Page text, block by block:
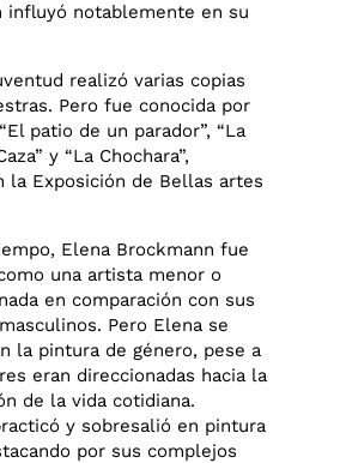
influyó notablemente en su
realizó varias copias
Pero fue conocida por
patio de un parador”, “La
y “La Chochara”,
la Exposición de Bellas artes
Elena Brockmann fue
una artista menor o
en comparación con sus
Pero Elena se
la pintura de género, pese a
eran direccionadas hacia la
de la vida cotidiana.
y sobresalió en pintura
por sus complejos